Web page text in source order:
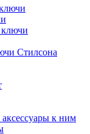
Стилсона
к ним